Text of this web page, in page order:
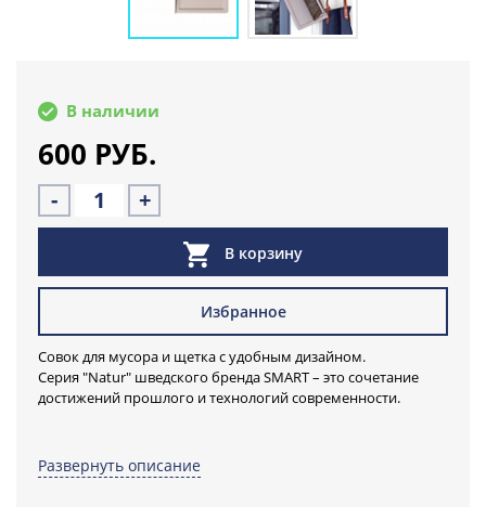
В наличии
600 РУБ.
- +
В корзину
Избранное
Совок для мусора и щетка с удобным дизайном.
Серия "Natur" шведского бренда SMART – это сочетание
достижений прошлого и технологий современности.
отвечает последним направлениям и тенденциям в
наведении порядка в доме.
Развернуть описание